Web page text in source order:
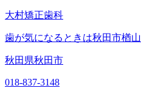
大村矯正歯科
歯が気になるときは秋田市楢
秋田県秋田市
018-837-3148